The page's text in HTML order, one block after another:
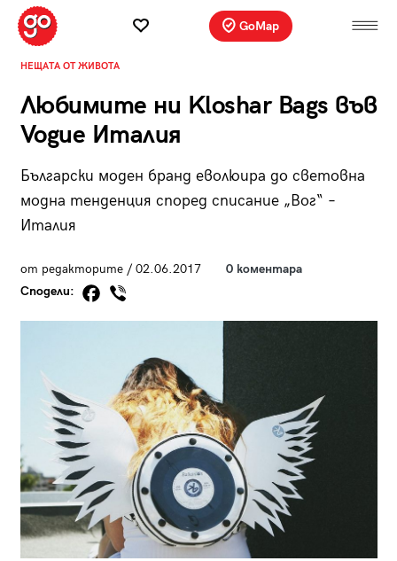
GoMap
НЕЩАТА ОТ ЖИВОТА
Любимите ни Kloshar Bags във
Vogue Италия
Български моден бранд еволюира до световна
модна тенденция според списание „Вог“ –
Италия
от редакторите / 02.06.2017
0 коментара
Сподели: